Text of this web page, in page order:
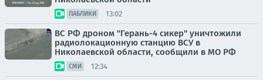
ПАБЛИКИ 13:02
ВС РФ дроном "Герань-4 сикер" уничтожили
радиолокационную станцию ВСУ в
Николаевской области, сообщили в МО РФ
СМИ 12:34